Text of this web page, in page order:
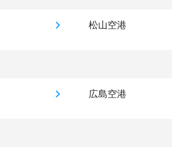
松山空港
広島空港